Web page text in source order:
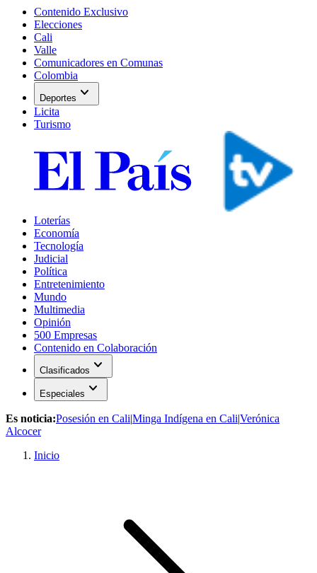
Contenido Exclusivo
Elecciones
Cali
Valle
Comunicadores en Comunas
Colombia
Deportes expand_more
Licita
Turismo
Loterías
Economía
Tecnología
Judicial
Política
Entretenimiento
Mundo
Multimedia
Opinión
500 Empresas
Contenido en Colaboración
Clasificados expand_more
Especiales expand_more
Es noticia:Posesión en Cali|Minga Indígena en Cali|Verónica
Alcocer
Inicio